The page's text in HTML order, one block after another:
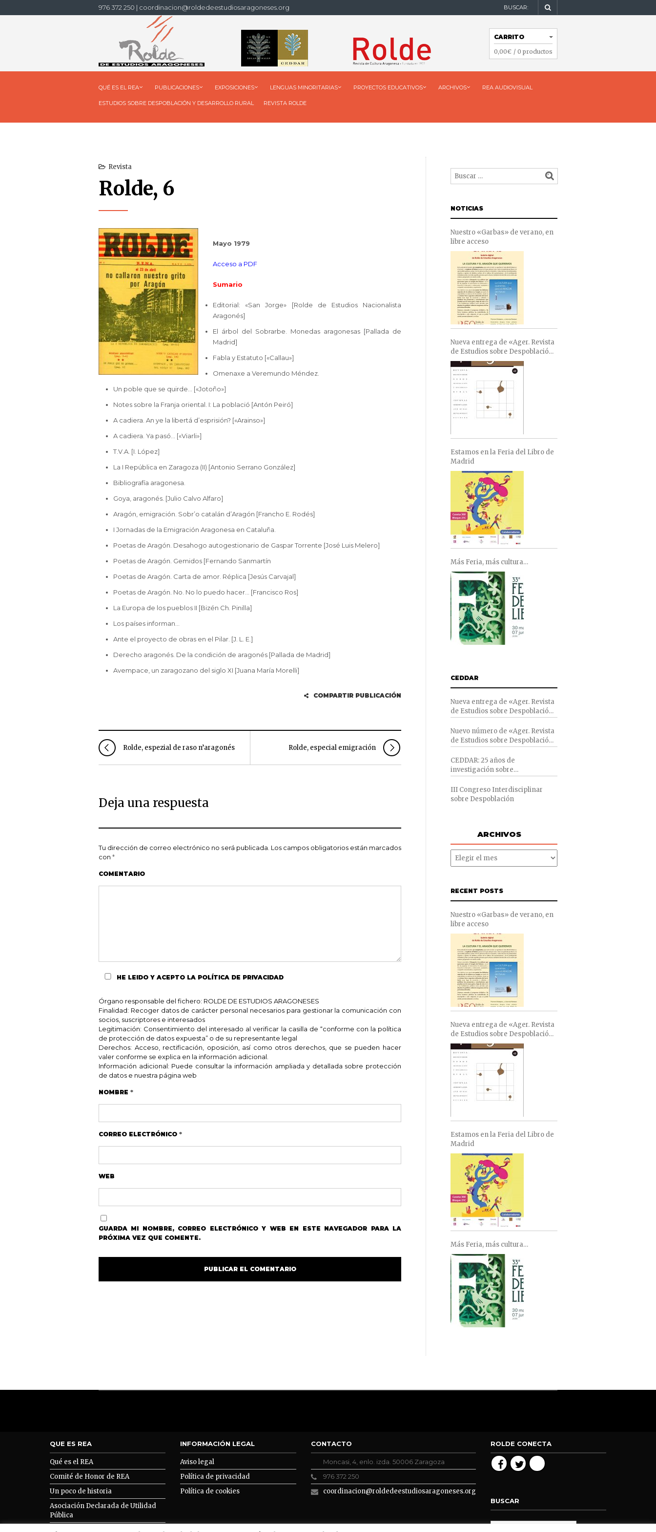
976 372 250 | coordinacion@roldedeestudiosaragoneses.org BUSCAR:
NAVEGACIÓN
CARRITO
0,00€ / 0 productos
QUÉ ES EL REA PUBLICACIONES EXPOSICIONES LENGUAS MINORITARIAS PROYECTOS EDUCATIVOS ARCHIVOS REA AUDIOVISUAL
ESTUDIOS SOBRE DESPOBLACIÓN Y DESARROLLO RURAL REVISTA ROLDE
Revista
Rolde, 6
Mayo 1979
Acceso a PDF
Sumario
Editorial: «San Jorge» [Rolde de Estudios Nacionalista
Aragonés]
El árbol del Sobrarbe. Monedas aragonesas [Pallada de
Madrid]
Fabla y Estatuto [«Callau»]
Omenaxe a Veremundo Méndez.
Un poble que se quirde… [«Jotoño»]
Notes sobre la Franja oriental. I: La població [Antón Peiró]
A cadiera. An ye la libertá d’esprisión? [«Arainso»]
A cadiera. Ya pasó… [«Viarli»]
T.V.A. [I. López]
La I República en Zaragoza (II) [Antonio Serrano González]
Bibliografía aragonesa.
Goya, aragonés. [Julio Calvo Alfaro]
Aragón, emigración. Sobr’o catalán d’Aragón [Francho E. Rodés]
I Jornadas de la Emigración Aragonesa en Cataluña.
Poetas de Aragón. Desahogo autogestionario de Gaspar Torrente [José Luis Melero]
Poetas de Aragón. Gemidos [Fernando Sanmartín
Poetas de Aragón. Carta de amor. Réplica [Jesús Carvajal]
Poetas de Aragón. No. No lo puedo hacer… [Francisco Ros]
La Europa de los pueblos II [Bizén Ch. Pinilla]
Los países informan…
Ante el proyecto de obras en el Pilar. [J. L. E.]
Derecho aragonés. De la condición de aragonés [Pallada de Madrid]
Avempace, un zaragozano del siglo XI [Juana María Morelli]
COMPARTIR PUBLICACIÓN
FACEBOOK
TWITTER
GOOGLE
Rolde, espezial de raso n’aragonés Rolde, especial emigración
Deja una respuesta
Tu dirección de correo electrónico no será publicada. Los campos obligatorios están marcados
con *
COMENTARIO
HE LEIDO Y ACEPTO LA POLÍTICA DE PRIVACIDAD
Órgano responsable del fichero: ROLDE DE ESTUDIOS ARAGONESES
Finalidad: Recoger datos de carácter personal necesarios para gestionar la comunicación con
socios, suscriptores e interesados
Legitimación: Consentimiento del interesado al verificar la casilla de “conforme con la política
de protección de datos expuesta” o de su representante legal
Derechos: Acceso, rectificación, oposición, así como otros derechos, que se pueden hacer
valer conforme se explica en la información adicional.
Información adicional: Puede consultar la información ampliada y detallada sobre protección
de datos e nuestra página web
NOMBRE *
CORREO ELECTRÓNICO *
WEB
GUARDA MI NOMBRE, CORREO ELECTRÓNICO Y WEB EN ESTE NAVEGADOR PARA LA
PRÓXIMA VEZ QUE COMENTE.
NOTICIAS
Nuestro «Garbas» de verano, en
libre acceso
Nueva entrega de «Ager. Revista
de Estudios sobre Despoblación
y Desarrollo Rural»
Estamos en la Feria del Libro de
Madrid
Más Feria, más cultura…
CEDDAR
Nueva entrega de «Ager. Revista
de Estudios sobre Despoblación
y Desarrollo Rural»
Nuevo número de «Ager. Revista
de Estudios sobre Despoblación
y Desarrollo Rural»
CEDDAR: 25 años de
investigación sobre
Despoblación y desarrollo rural
III Congreso Interdisciplinar
sobre Despoblación
ARCHIVOS
ARCHIVOS
RECENT POSTS
Nuestro «Garbas» de verano, en
libre acceso
Nueva entrega de «Ager. Revista
de Estudios sobre Despoblación
y Desarrollo Rural»
Estamos en la Feria del Libro de
Madrid
Más Feria, más cultura…
QUE ES REA
Qué es el REA
Comité de Honor de REA
Un poco de historia
Asociación Declarada de Utilidad
Pública
Asociarse a REA
INFORMACIÓN LEGAL
Aviso legal
Política de privacidad
Política de cookies
CONTACTO
Moncasi, 4, enlo. izda. 50006 Zaragoza
976 372 250
coordinacion@roldedeestudiosaragoneses.org
ROLDE CONECTA
BUSCAR